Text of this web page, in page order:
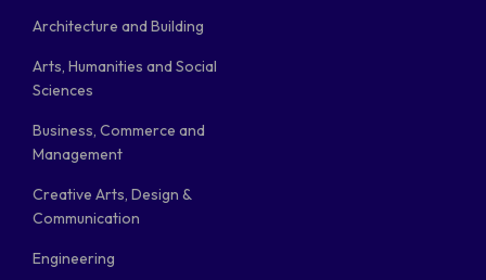
Architecture and Building
Arts, Humanities and Social
Sciences
Business, Commerce and
Management
Creative Arts, Design &
Communication
Engineering